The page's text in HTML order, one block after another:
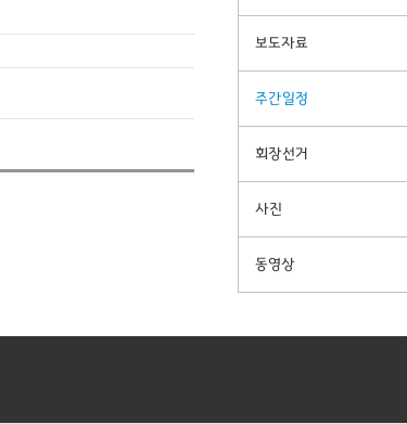
보도자료
주간일정
회장선거
사진
동영상